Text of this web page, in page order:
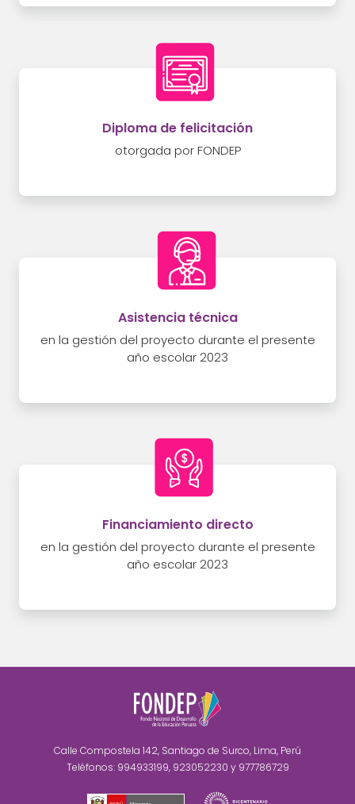
Diploma de felicitación
otorgada por FONDEP
Asistencia técnica
en la gestión del proyecto durante el presente
año escolar 2023
Financiamiento directo
en la gestión del proyecto durante el presente
año escolar 2023
Calle Compostela 142, Santiago de Surco, Lima, Perú
Teléfonos: 994933199, 923052230 y 977786729